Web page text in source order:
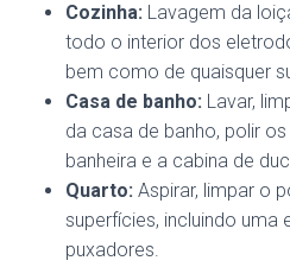
Cozinha: Lavagem da
todo o interior dos
bem como de quaisquer
Casa de banho: Lavar,
da casa de banho, polir
banheira e a cabina de
Quarto: Aspirar, limpar o
superfícies, incluindo uma
puxadores.